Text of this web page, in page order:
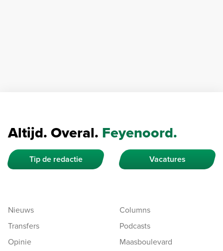
Altijd. Overal. Feyenoord.
Tip de redactie Vacatures
Nieuws
Transfers
Opinie
Columns
Podcasts
Maasboulevard